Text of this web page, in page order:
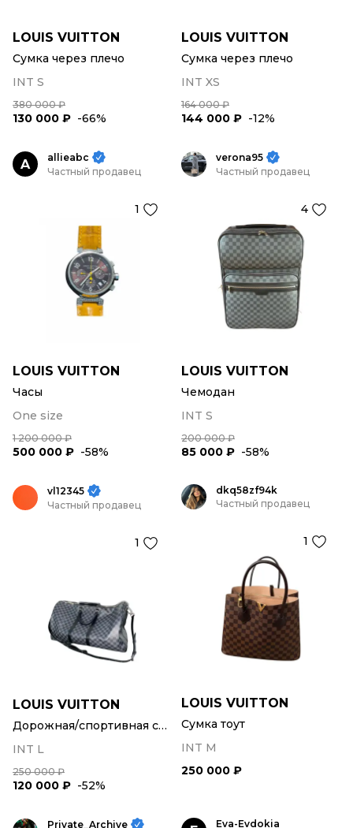
LOUIS VUITTON
Сумка через плечо
INT S
380 000 ₽
130 000 ₽ -66%
LOUIS VUITTON
Сумка через плечо
INT XS
164 000 ₽
144 000 ₽ -12%
A
allieabc
Частный продавец
1
LOUIS VUITTON
Часы
One size
1 200 000 ₽
500 000 ₽ -58%
verona95
Частный продавец
4
LOUIS VUITTON
Чемодан
INT S
200 000 ₽
85 000 ₽ -58%
vl12345
Частный продавец
1
LOUIS VUITTON
Дорожная/спортивная сумка
INT L
250 000 ₽
120 000 ₽ -52%
dkq58zf94k
Частный продавец
1
LOUIS VUITTON
Сумка тоут
INT M
250 000 ₽
Private_Archive Eva-Evdokia